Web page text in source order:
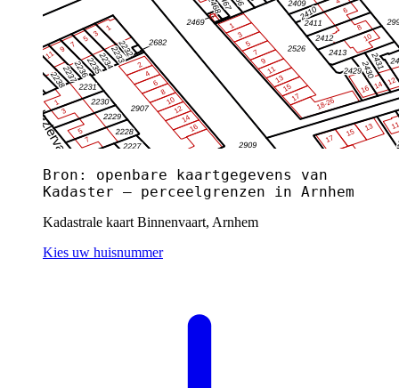
Bron: openbare kaartgegevens van
Kadaster — perceelgrenzen in Arnhem
Kadastrale kaart Binnenvaart, Arnhem
Kies uw huisnummer